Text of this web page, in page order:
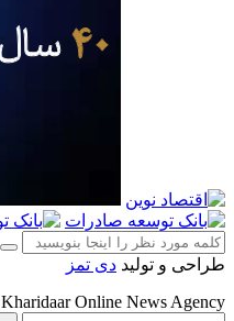
طراحی و تولید دی تمز
Kharidaar Online News Agency